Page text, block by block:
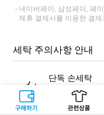
구매하기 관련상품
네이버페이, 삼성페이, 페
제휴 결제사를 이용한 결
세탁 주의사항 안내
단독 손세탁
반드시 표백 성
요. 염색 잔료가